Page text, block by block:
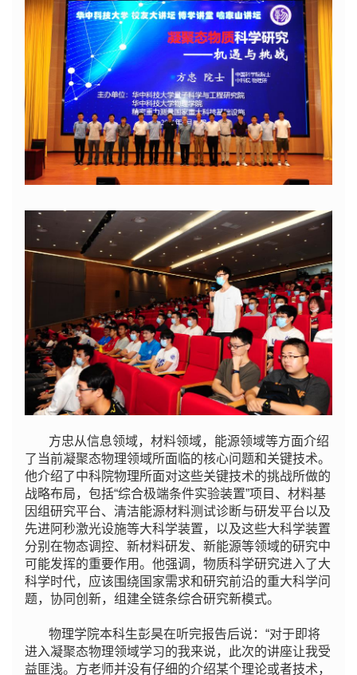
方忠从信息领域，材料领域，能源领域等方面介绍
了当前凝聚态物理领域所面临的核心问题和关键技术。
他介绍了中科院物理所面对这些关键技术的挑战所做的
战略布局，包括“综合极端条件实验装置”项目、材料基
因组研究平台、清洁能源材料测试诊断与研发平台以及
先进阿秒激光设施等大科学装置，以及这些大科学装置
分别在物态调控、新材料研发、新能源等领域的研究中
可能发挥的重要作用。他强调，物质科学研究进入了大
科学时代，应该围绕国家需求和研究前沿的重大科学问
题，协同创新，组建全链条综合研究新模式。
物理学院本科生彭昊在听完报告后说：“对于即将
进入凝聚态物理领域学习的我来说，此次的讲座让我受
益匪浅。方老师并没有仔细的介绍某个理论或者技术，